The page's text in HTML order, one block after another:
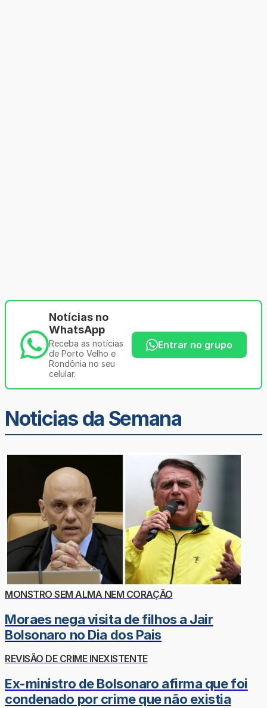
Notícias no
WhatsApp
Receba as notícias
de Porto Velho e
Rondônia no seu
celular.
Entrar no grupo
Noticias da Semana
MONSTRO SEM ALMA NEM CORAÇÃO
Moraes nega visita de filhos a Jair
Bolsonaro no Dia dos Pais
REVISÃO DE CRIME INEXISTENTE
Ex-ministro de Bolsonaro afirma que foi
condenado por crime que não existia